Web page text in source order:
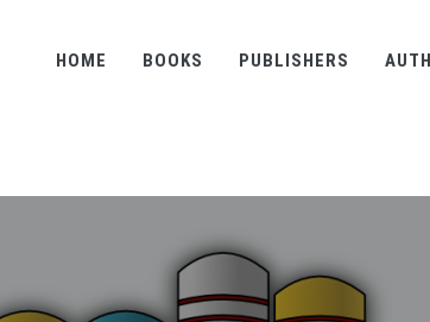
HOME BOOKS PUBLISHERS